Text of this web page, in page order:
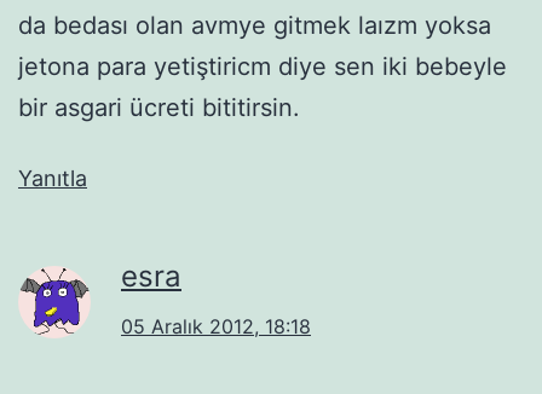
da bedası olan avmye gitmek laızm yoksa
jetona para yetiştiricm diye sen iki bebeyle
bir asgari ücreti bititirsin.
Yanıtla
esra
05 Aralık 2012, 18:18